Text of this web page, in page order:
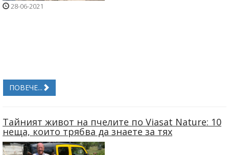
28-06-2021
ПОВЕЧЕ...
Tайният живот на пчелите по Viasat Nature: 10
неща, които трябва да знаете за тях